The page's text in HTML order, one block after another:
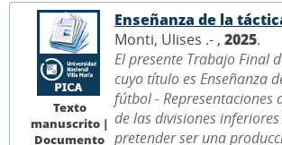
Texto
manuscrito |
Documento
Enseñanza de la
Monti, Ulises .- , 2025.
El presente Trabajo Final
cuyo título es Enseñanza
fútbol - Representaciones
de las divisiones
pretender ser una